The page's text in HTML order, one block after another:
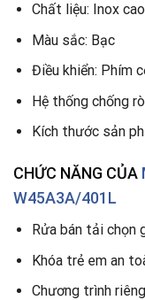
Chất liệu: Inox
Màu sắc: Bạc
Điều khiển: Phím
Hệ thống chống
Kích thước sản
CHỨC NĂNG CỦA
W45A3A/401L
Rửa bán tải chọn
Khóa trẻ em an
Chương trình